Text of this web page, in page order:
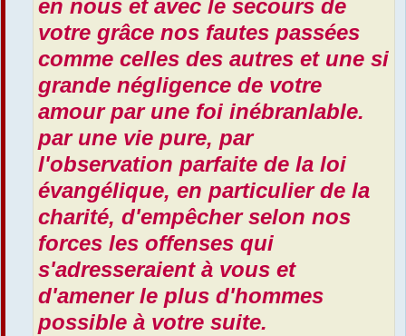
en nous et avec le secours de
votre grâce nos fautes passées
comme celles des autres et une si
grande négligence de votre
amour par une foi inébranlable.
par une vie pure, par
l'observation parfaite de la loi
évangélique, en particulier de la
charité, d'empêcher selon nos
forces les offenses qui
s'adresseraient à vous et
d'amener le plus d'hommes
possible à votre suite.